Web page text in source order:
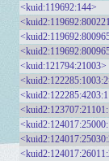
<kuid:119692:144>
<kuid:121794:21003>